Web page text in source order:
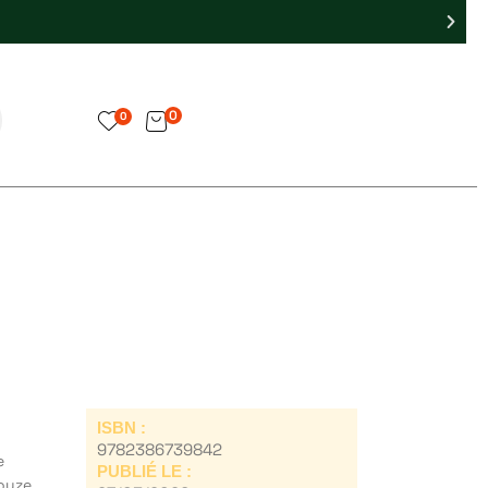
0 0
ISBN :
9782386739842
PUBLIÉ LE :